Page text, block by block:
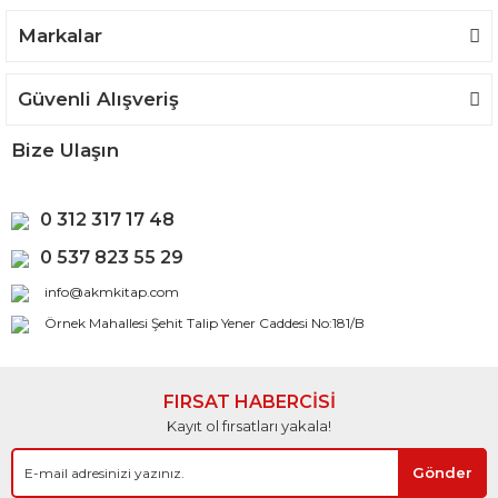
Markalar
Güvenli Alışveriş
Bize Ulaşın
0 312 317 17 48
0 537 823 55 29
info@akmkitap.com
Örnek Mahallesi Şehit Talip Yener Caddesi No:181/B
FIRSAT HABERCİSİ
Kayıt ol fırsatları yakala!
Gönder